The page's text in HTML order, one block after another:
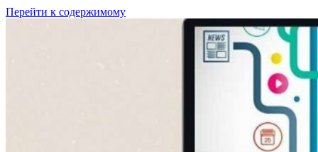
Перейти к содержимому